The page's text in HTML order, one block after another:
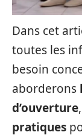
Dans cet
toutes les
besoin
aborderons
d’ouverture
pratiques